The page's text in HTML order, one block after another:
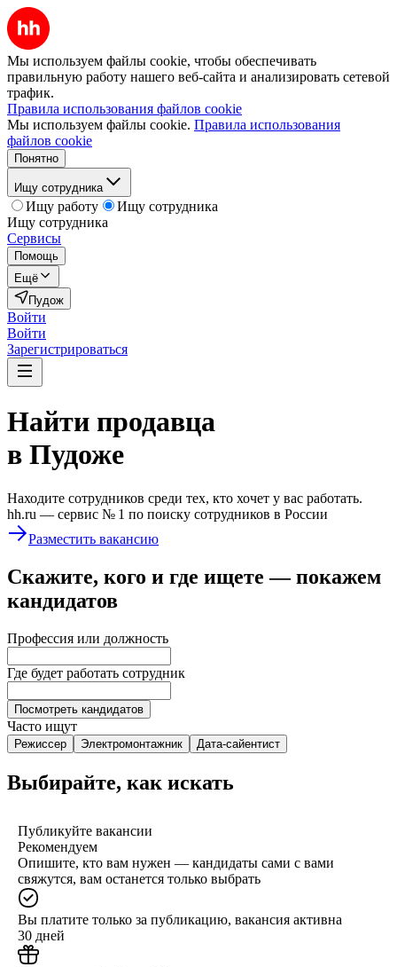
Мы используем файлы cookie, чтобы обеспечивать
правильную работу нашего веб-сайта и анализировать сетевой
трафик.
Правила использования файлов cookie
Мы используем файлы cookie. Правила использования
файлов cookie
Понятно
Ищу сотрудника
Ищу работу
Ищу сотрудника
Ищу сотрудника
Сервисы
Помощь
Ещё
Пудож
Войти
Войти
Зарегистрироваться
Найти продавца
в Пудоже
Находите сотрудников среди тех, кто хочет у вас работать.
hh.ru — сервис № 1 по поиску сотрудников в России
Разместить вакансию
Скажите, кого и где ищете — покажем
кандидатов
Профессия или должность
Где будет работать сотрудник
Посмотреть кандидатов
Часто ищут
Режиссер Электромонтажник Дата-сайентист
Выбирайте, как искать
Публикуйте вакансии
Рекомендуем
Опишите, кто вам нужен — кандидаты сами с вами
свяжутся, вам останется только выбрать
Вы платите только за публикацию, вакансия активна
30 дней